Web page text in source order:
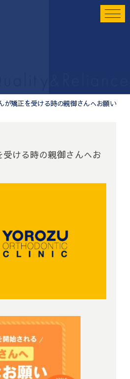
が矯正を受ける時の親御さんへお願い
受ける時の親御さんへお